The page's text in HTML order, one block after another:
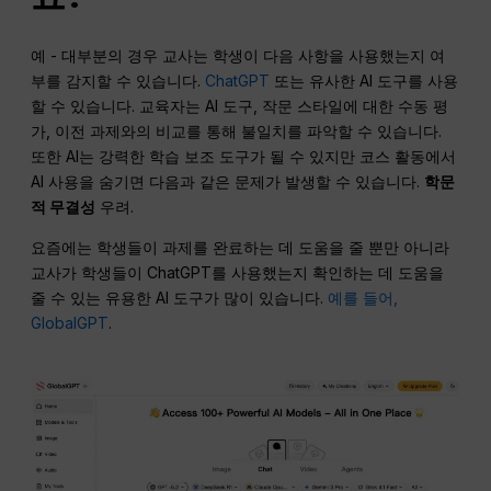
예 - 대부분의 경우 교사는 학생이 다음 사항을 사용했는지 여
부를 감지할 수 있습니다. ChatGPT 또는 유사한 AI 도구를 사용
할 수 있습니다. 교육자는 AI 도구, 작문 스타일에 대한 수동 평
가, 이전 과제와의 비교를 통해 불일치를 파악할 수 있습니다.
또한 AI는 강력한 학습 보조 도구가 될 수 있지만 코스 활동에서
AI 사용을 숨기면 다음과 같은 문제가 발생할 수 있습니다. 학문
적 무결성 우려.
요즘에는 학생들이 과제를 완료하는 데 도움을 줄 뿐만 아니라
교사가 학생들이 ChatGPT를 사용했는지 확인하는 데 도움을
줄 수 있는 유용한 AI 도구가 많이 있습니다. 예를 들어,
GlobalGPT.